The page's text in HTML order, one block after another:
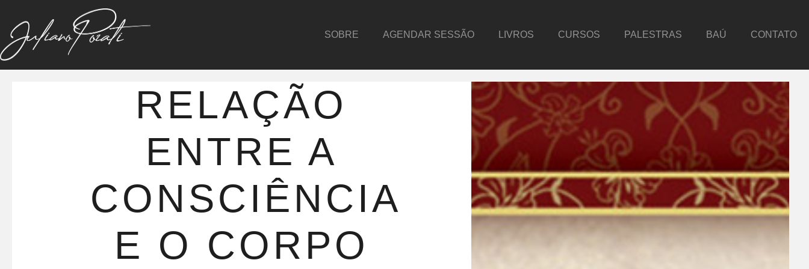
SOBRE AGENDAR SESSÃO LIVROS CURSOS PALESTRAS BAÚ CONTATO
RELAÇÃO
ENTRE A
CONSCIÊNCIA
E O CORPO